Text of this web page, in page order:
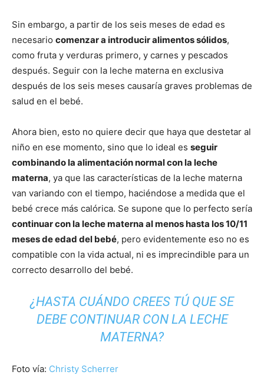
Sin embargo, a partir de los seis meses de edad es
necesario comenzar a introducir alimentos sólidos,
como fruta y verduras primero, y carnes y pescados
después. Seguir con la leche materna en exclusiva
después de los seis meses causaría graves problemas de
salud en el bebé.
Ahora bien, esto no quiere decir que haya que destetar al
niño en ese momento, sino que lo ideal es seguir
combinando la alimentación normal con la leche
materna, ya que las características de la leche materna
van variando con el tiempo, haciéndose a medida que el
bebé crece más calórica. Se supone que lo perfecto sería
continuar con la leche materna al menos hasta los 10/11
meses de edad del bebé, pero evidentemente eso no es
compatible con la vida actual, ni es imprecindible para un
correcto desarrollo del bebé.
¿HASTA CUÁNDO CREES TÚ QUE SE
DEBE CONTINUAR CON LA LECHE
MATERNA?
Foto vía: Christy Scherrer